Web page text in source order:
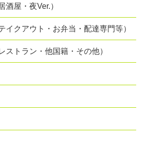
酒屋・夜Ver.）
イクアウト・お弁当・配達専門等）
ストラン・他国籍・その他）